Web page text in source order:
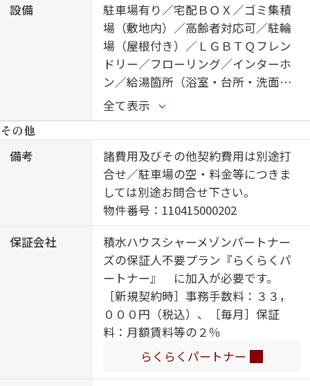
設備
駐車場有り／宅配ＢＯＸ／ゴミ集積
場（敷地内）／高齢者対応可／駐輪
場（屋根付き）／ＬＧＢＴＱフレン
ドリー／フローリング／インターホ
ン／給湯箇所（浴室・台所・洗面
所）／給湯器／給湯器（追焚機能
付）／浴室乾燥機（暖房乾燥）／シ
ャワー／洗濯機置場（室内）／洗髪
洗面化粧台／ガスコンロ／３口コン
ロ／バス・トイレ（セパレイト）／
エアコン／バルコニー
全て表示
その他
備考
諸費用及びその他契約費用は別途打
合せ／駐車場の空・料金等につきま
しては別途お問合せ下さい。
物件番号：110415000202
保証会社
積水ハウスシャーメゾンパートナー
ズの保証人不要プラン『らくらくパ
ートナー』 に加入が必要です。
［新規契約時］事務手数料：３３，
０００円（税込）、［毎月］保証
料：月額賃料等の２％
らくらくパートナー